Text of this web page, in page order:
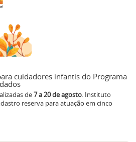
cuidadores infantis do Programa
de7 a 20 de agosto. Instituto
reserva para atuação em cinco